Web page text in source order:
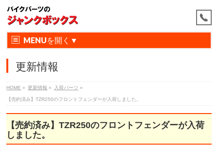
MENU
更新情報
HOME » 更新情報 » 入荷パーツ »
【売約済み】TZR250のフロントフェンダーが入荷しました。
【売約済み】TZR250のフロントフェンダーが入荷
しました。